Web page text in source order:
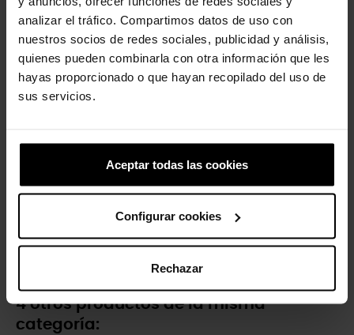
analizar el tráfico. Compartimos datos de uso con
nuestros socios de redes sociales, publicidad y análisis,
quienes pueden combinarla con otra información que les
hayas proporcionado o que hayan recopilado del uso de
sus servicios.
Aceptar todas las cookies
Configurar cookies
Rechazar
Zuecos de niños Classic K
44,90 € 35,92 €
4 otros productos de la misma
categoría: